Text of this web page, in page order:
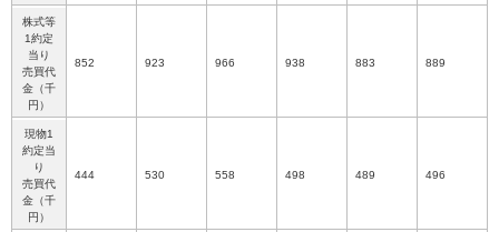
株式等
1約定
当り
売買代
金（千
円）
852 923 966 938 883 889
現物1
約定当
り
売買代
金（千
円）
444 530 558 498 489 496